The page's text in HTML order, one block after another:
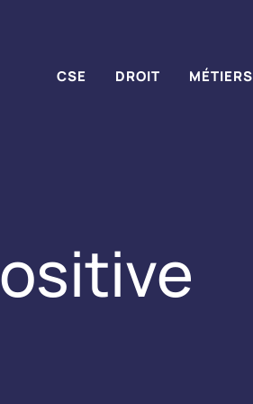
CSE DROIT MÉTIERS